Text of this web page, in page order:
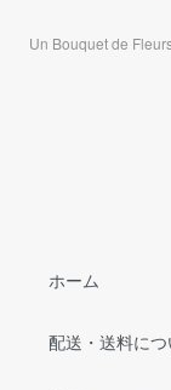
Un Bouquet de
ホーム
配送・送料につ